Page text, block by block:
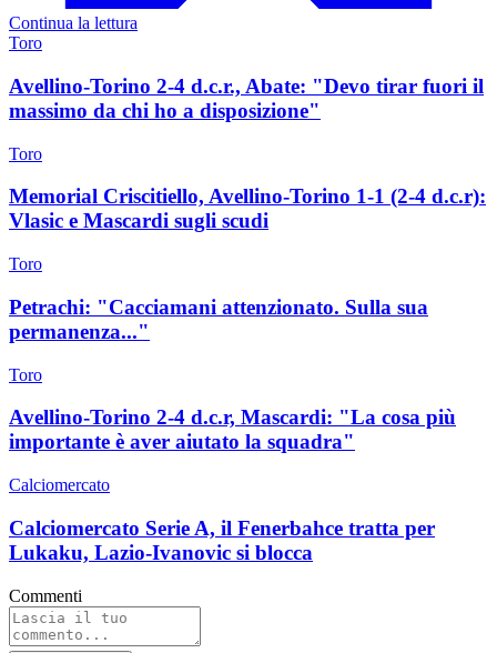
Continua la lettura
Toro
Avellino-Torino 2-4 d.c.r., Abate: "Devo tirar fuori il
massimo da chi ho a disposizione"
Toro
Memorial Criscitiello, Avellino-Torino 1-1 (2-4 d.c.r):
Vlasic e Mascardi sugli scudi
Toro
Petrachi: "Cacciamani attenzionato. Sulla sua
permanenza..."
Toro
Avellino-Torino 2-4 d.c.r, Mascardi: "La cosa più
importante è aver aiutato la squadra"
Calciomercato
Calciomercato Serie A, il Fenerbahce tratta per
Lukaku, Lazio-Ivanovic si blocca
Commenti